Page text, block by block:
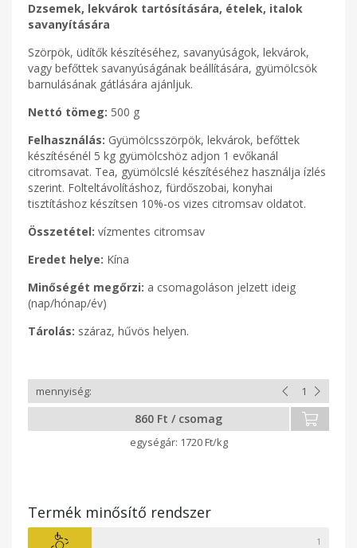
Dzsemek, lekvárok tartósítására, ételek, italok
savanyítására
Szörpök, üdítők készítéséhez, savanyúságok, lekvárok,
vagy befőttek savanyúságának beállítására, gyümölcsök
barnulásának gátlására ajánljuk.
Nettó tömeg: 500 g
Felhasználás: Gyümölcsszörpök, lekvárok, befőttek
készítésénél 5 kg gyümölcshöz adjon 1 evőkanál
citromsavat. Tea, gyümölcslé készítéséhez használja ízlés
szerint. Folteltávolításhoz, fürdőszobai, konyhai
tisztításhoz készítsen 10%-os vizes citromsav oldatot.
Összetétel: vízmentes citromsav
Eredet helye: Kína
Minőségét megőrzi: a csomagoláson jelzett ideig
(nap/hónap/év)
Tárolás: száraz, hűvös helyen.
860 Ft / csomag
1720 Ft/kg
Termék minősítő rendszer
1